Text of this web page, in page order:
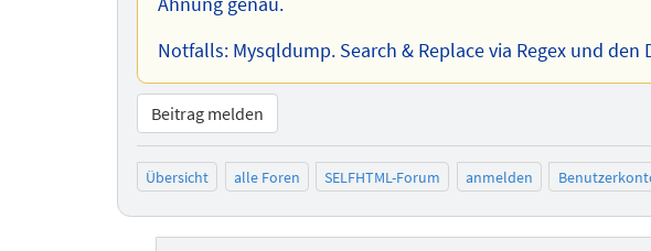
Notfalls: Mysqldump. Search & Replace via Regex und
Beitrag melden
Übersicht alle Foren SELFHTML-Forum anmelden